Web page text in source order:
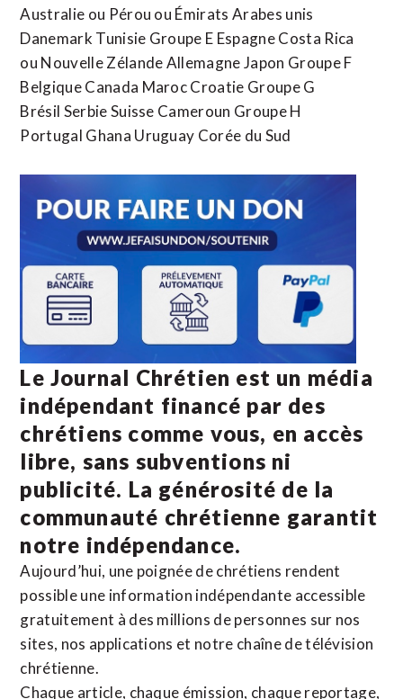
Australie ou Pérou ou Émirats Arabes unis
Danemark Tunisie Groupe E Espagne Costa Rica
ou Nouvelle Zélande Allemagne Japon Groupe F
Belgique Canada Maroc Croatie Groupe G
Brésil Serbie Suisse Cameroun Groupe H
Portugal Ghana Uruguay Corée du Sud
Le Journal Chrétien est un média
indépendant financé par des
chrétiens comme vous, en accès
libre, sans subventions ni
publicité. La générosité de la
communauté chrétienne garantit
notre indépendance.
Aujourd’hui, une poignée de chrétiens rendent
possible une information indépendante accessible
gratuitement à des millions de personnes sur nos
sites, nos applications et notre chaîne de télévision
chrétienne.
Chaque article, chaque émission, chaque reportage,